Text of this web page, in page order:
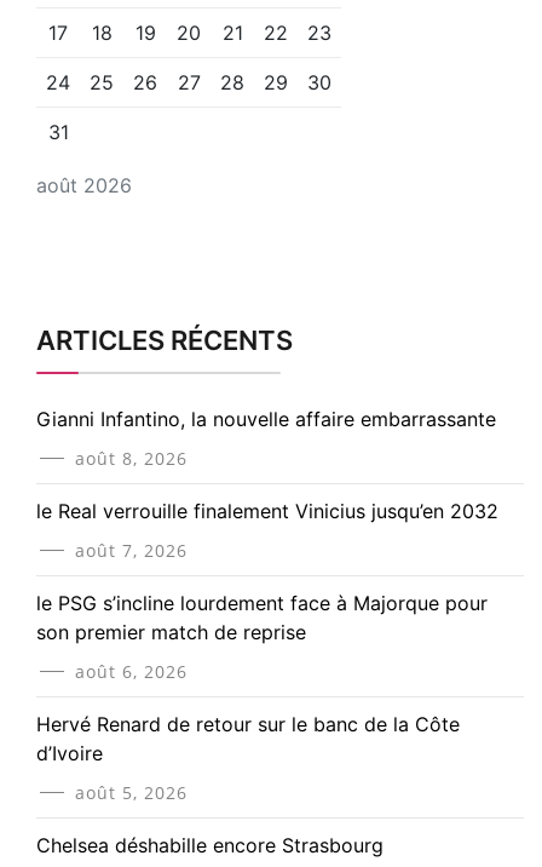
août 2026
17 18 19 20 21 22 23
24 25 26 27 28 29 30
31
ARTICLES RÉCENTS
Gianni Infantino, la nouvelle affaire embarrassante
août 8, 2026
le Real verrouille finalement Vinicius jusqu’en 2032
août 7, 2026
le PSG s’incline lourdement face à Majorque pour
son premier match de reprise
août 6, 2026
Hervé Renard de retour sur le banc de la Côte
d’Ivoire
août 5, 2026
Chelsea déshabille encore Strasbourg